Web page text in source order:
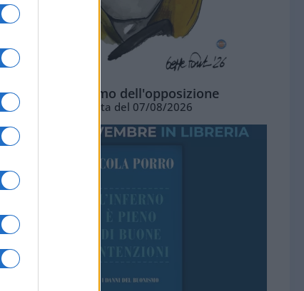
L'ottimismo dell'opposizione
Vignetta del 07/08/2026